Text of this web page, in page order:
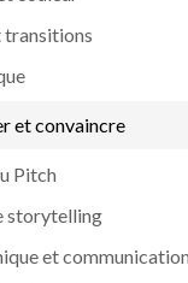
transitions
et convaincre
Pitch
storytelling
et